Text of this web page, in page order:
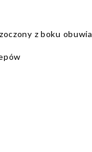
z boku obuwia